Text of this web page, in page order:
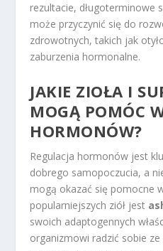
rezultacie, długoterminowe
może przyczynić się do
zdrowotnych, takich jak
zaburzenia hormonalne.
JAKIE ZIOŁA I
MOGĄ POMÓC
HORMONÓW?
Regulacja hormonów jest
dobrego samopoczucia, a
mogą okazać się pomocne
popularniejszych ziół jest
swoich adaptogennych
organizmowi radzić sobie